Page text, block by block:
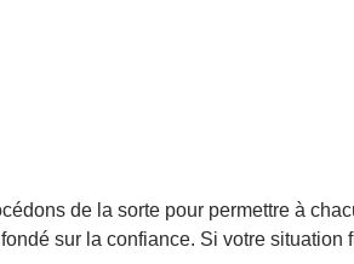
de la sorte pour permettre à
sur la confiance. Si votre